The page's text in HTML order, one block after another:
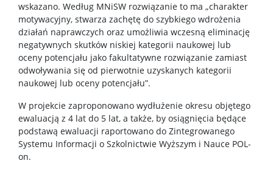
wskazano. Według MNiSW rozwiązanie to ma „charakter
motywacyjny, stwarza zachętę do szybkiego wdrożenia
działań naprawczych oraz umożliwia wczesną eliminację
negatywnych skutków niskiej kategorii naukowej lub
oceny potencjału jako fakultatywne rozwiązanie zamiast
odwoływania się od pierwotnie uzyskanych kategorii
naukowej lub oceny potencjału”.
W projekcie zaproponowano wydłużenie okresu objętego
ewaluacją z 4 lat do 5 lat, a także, by osiągnięcia będące
podstawą ewaluacji raportowano do Zintegrowanego
Systemu Informacji o Szkolnictwie Wyższym i Nauce POL-
on.